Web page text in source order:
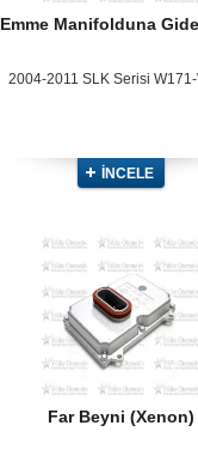
Emme Manifolduna
2004-2011 SLK Serisi
İNCELE
Far Beyni (Xenon)